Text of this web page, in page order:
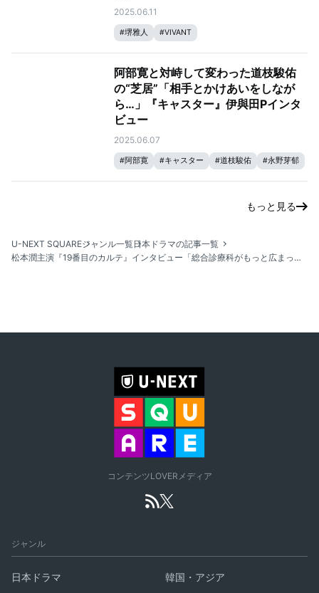
2025.06.11
#堺雅人 #VIVANT
阿部寛と対峙して変わった道枝駿佑
の“芝居”「相手とかけあいをしなが
ら…」『キャスター』伊與田Pインタ
ビュー
2025.06.07
#阿部寛 #キャスター #道枝駿佑 #永野芽郁
もっと見る
U-NEXT SQUAREジャンル一覧日本ドラマの記事一覧
松本潤主演『19番目のカルテ』インタビュー「総合診療科がもっと広まったら、世界はきっと今よりも優しくなる」
コンテンツLOVERメディア
ジャンル
日本ドラマ
韓国・アジア